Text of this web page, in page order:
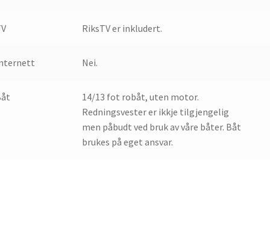
RiksTV er inkludert.
Nei.
14/13 fot robåt, uten motor.
Redningsvester er ikkje tilgjengelig
men påbudt ved bruk av våre båter. Båt
brukes på eget ansvar.